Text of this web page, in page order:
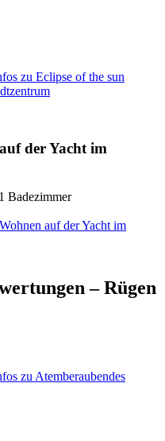
zu Eclipse of the sun
der Yacht im
Badezimmer
auf der Yacht im
– Rügen
zu Atemberaubendes